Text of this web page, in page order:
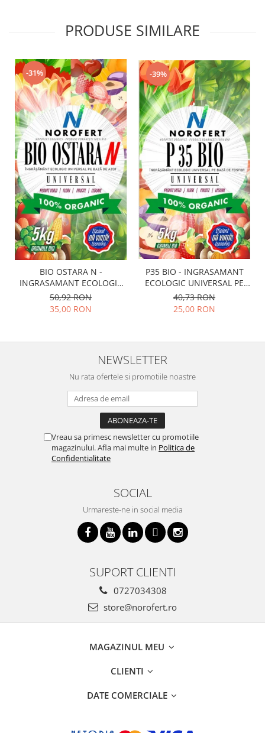
PRODUSE SIMILARE
-31%
BIO OSTARA N -
INGRASAMANT ECOLOGIC
UNIVERSAL PE BAZA DE
AZOT
50,92 RON
35,00 RON
-39%
P35 BIO - INGRASAMANT
ECOLOGIC UNIVERSAL PE
BAZA DE FOSFOR
40,73 RON
25,00 RON
NEWSLETTER
Nu rata ofertele si promotiile noastre
Vreau sa primesc newsletter cu promotiile
magazinului. Afla mai multe in Politica de
Confidentialitate
SOCIAL
Urmareste-ne in social media
SUPORT CLIENTI
0727034308
store@norofert.ro
MAGAZINUL MEU
CLIENTI
DATE COMERCIALE